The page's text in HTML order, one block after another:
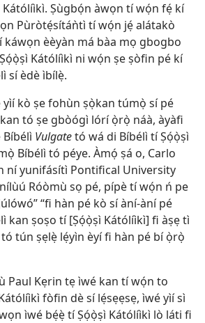
Ṣùgbọ́n àwọn tí wọ́n fẹ́ kí
Pùròtẹ́sítáǹtì tí wọ́n jẹ́ alátakò
èèyàn má bàa mọ gbogbo
Kátólíìkì ni wọ́n ṣe ṣòfin pé kí
sí èdè ìbílẹ̀.
yìí kò ṣe fohùn ṣọ̀kan túmọ̀ sí pé
tó ṣe gbòógì lórí ọ̀rọ̀ náà, àyàfi
Bíbélì Vulgatetó wá di Bíbélì tí Ṣọ́ọ̀ṣì
Bíbélì tó péye. Àmọ́ ṣá o, Carlo
ní yunifásítì Pontifical University
Róòmù sọ pé, pípè tí wọ́n ń pe
“fi hàn pé kò sí àní-àní pé
kan ṣoṣo tí [Ṣọ́ọ̀ṣì Kátólíìkì] fi àṣẹ tì
tún ṣẹlẹ̀ lẹ́yìn èyí fi hàn pé bí ọ̀rọ̀
Paul Kẹrin tẹ ìwé kan tí wọ́n to
fòfin dè sí lẹ́sẹẹsẹ, ìwé yìí sì
ìwé bẹ́ẹ̀ tí Ṣọ́ọ̀ṣì Kátólíìkì lò láti fi